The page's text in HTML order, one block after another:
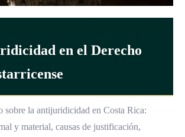
en el Derecho
sobre la antijuridicidad en Costa Rica:
y material, causas de justificación,